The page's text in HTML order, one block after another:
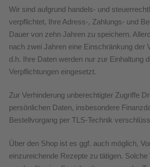
Wir sind aufgrund handels- und
verpflichtet, Ihre Adress-, Zahlungs- und
Dauer von zehn Jahren zu speichern.
nach zwei Jahren eine Einschränkung der
d.h. Ihre Daten werden nur zur Einhaltung
Verpflichtungen eingesetzt.
Zur Verhinderung unberechtigter Zugriffe
persönlichen Daten, insbesondere
Bestellvorgang per TLS-Technik
Über den Shop ist es ggf. auch möglich,
einzureichende Rezepte zu tätigen. Solche